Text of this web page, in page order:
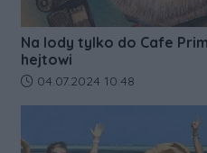
Na lody tylko do Cafe
hejtowi
Data dodania artykułu:
04.07.2024 10:48